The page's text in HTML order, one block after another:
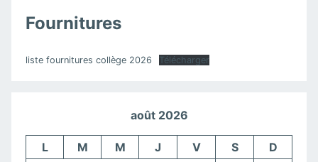
Fournitures
liste fournitures collège 2026 Télécharger
août 2026
L M M J V S
D